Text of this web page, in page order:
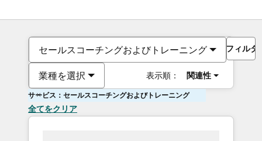
セールスコーチングおよびトレーニング
業種を選択 表示順： 関連性
フィルタ
サービス：セールスコーチングおよびトレーニング
全てをクリア